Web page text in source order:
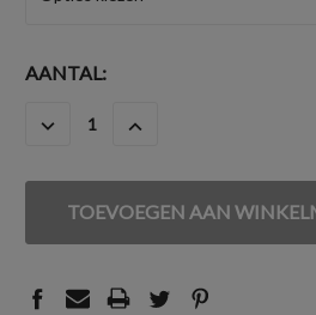
HUIDIGE
AANTAL:
HOEVEELHEID
VAN
UNDEFINED
HOEVEELHEID
VAN
UNDEFINED